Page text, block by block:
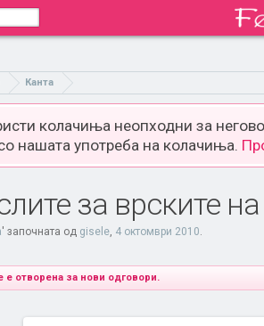
Канта
колачиња неопходни за
нашата употреба на колачиња.
за врските
' започната од gisele, 4 октомври 2010.
е отворена за нови одговори.